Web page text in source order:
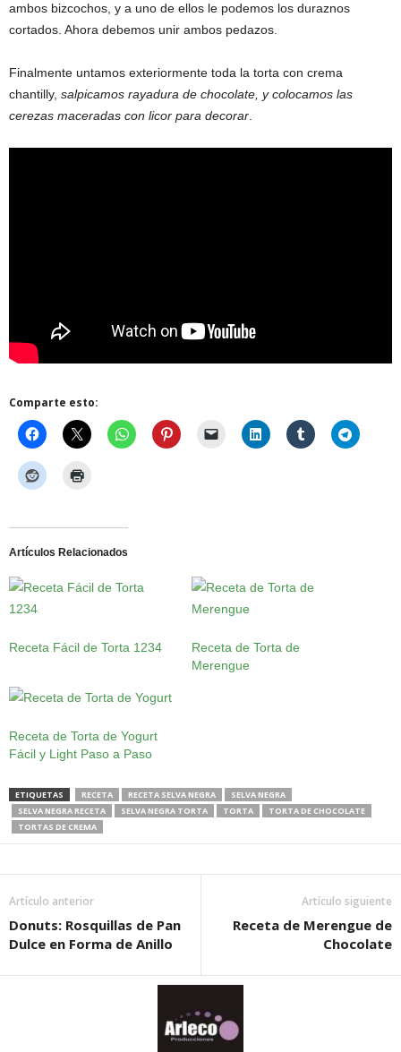
ambos bizcochos, y a uno de ellos le podemos los duraznos
cortados. Ahora debemos unir ambos pedazos.
Finalmente untamos exteriormente toda la torta con crema
chantilly, salpicamos rayadura de chocolate, y colocamos las
cerezas maceradas con licor para decorar
Comparte esto:
Artículos Relacionados
Receta Fácil de Torta 1234
Receta de Torta de
Merengue
Receta de Torta de Yogurt
Fácil y Light Paso a Paso
ETIQUETAS RECETA RECETA SELVA NEGRA
SELVA NEGRA
SELVA NEGRA RECETA
SELVA NEGRA TORTA TORTA
TORTA DE CHOCOLATE
TORTAS DE CREMA
Artículo anterior
Donuts: Rosquillas de Pan
Dulce en Forma de Anillo
Artículo siguiente
Receta de Merengue de
Chocolate